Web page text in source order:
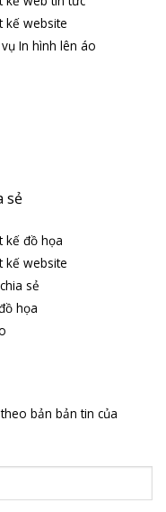
kế website
In hình lên áo
sẻ
kế đồ họa
kế website
sẻ
họa
bản bản tin của